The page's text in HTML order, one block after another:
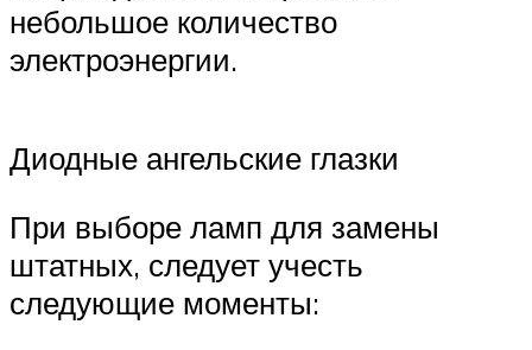
небольшое количество
электроэнергии.
Диодные ангельские глазки
При выборе ламп для замены
штатных, следует учесть
следующие моменты: